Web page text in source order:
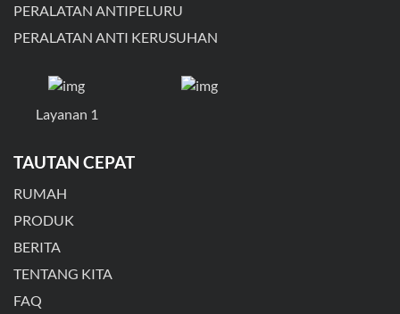
PERALATAN ANTIPELURU
PERALATAN ANTI KERUSUHAN
Layanan 1
TAUTAN CEPAT
RUMAH
PRODUK
BERITA
TENTANG KITA
FAQ